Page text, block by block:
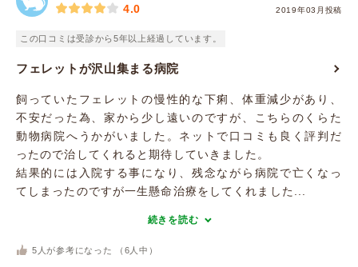
2019年03月投稿
4.0
この口コミは受診から5年以上経過しています。
フェレットが沢山集まる病院
飼っていたフェレットの慢性的な下痢、体重減少があり、
不安だった為、家から少し遠いのですが、こちらのくらた
動物病院へうかがいました。ネットで口コミも良く評判だ
ったので治してくれると期待していきました。
結果的には入院する事になり、残念ながら病院で亡くなっ
てしまったのですが一生懸命治療をしてくれました...
続きを読む
5 人が参考になった （ 6 人中）